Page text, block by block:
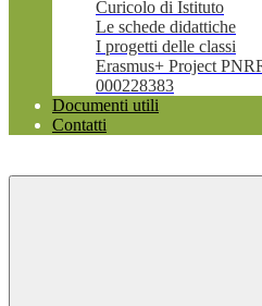
Curicolo di Istituto
Le schede didattiche
I progetti delle classi
Erasmus+ Project
000228383
Documenti utili
Contatti